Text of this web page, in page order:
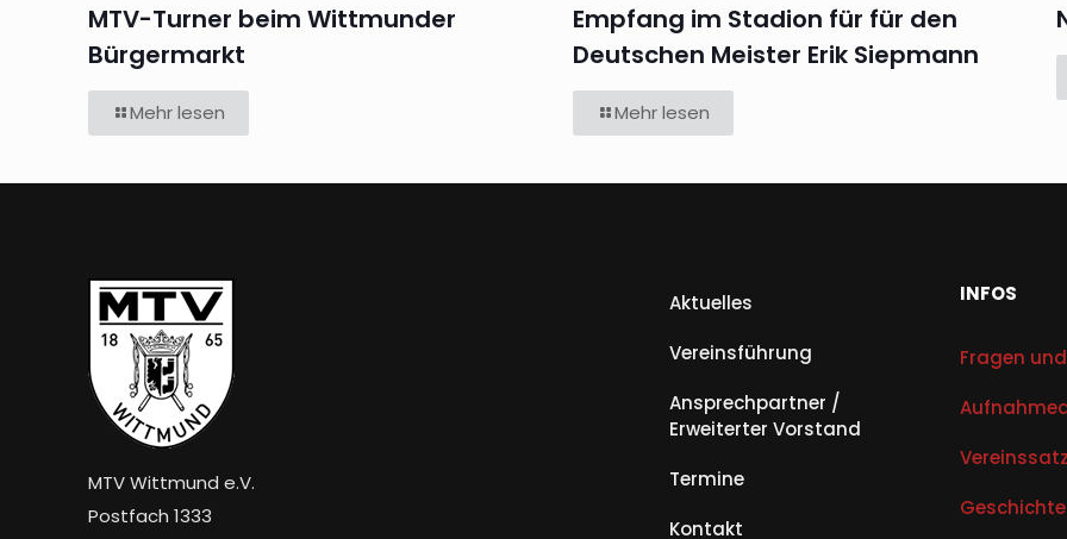
MTV-Turner beim Wittmunder
Bürgermarkt
Mehr lesen
Empfang im Stadion für für den
Deutschen Meister Erik Siepmann
Mehr lesen
MTV Wittmund e.V.
Postfach 1333
Aktuelles
Vereinsführung
Ansprechpartner /
Erweiterter Vorstand
Termine
Kontakt
INFOS
Fragen
Geschichte